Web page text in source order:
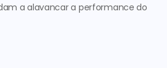
a alavancar a performance do